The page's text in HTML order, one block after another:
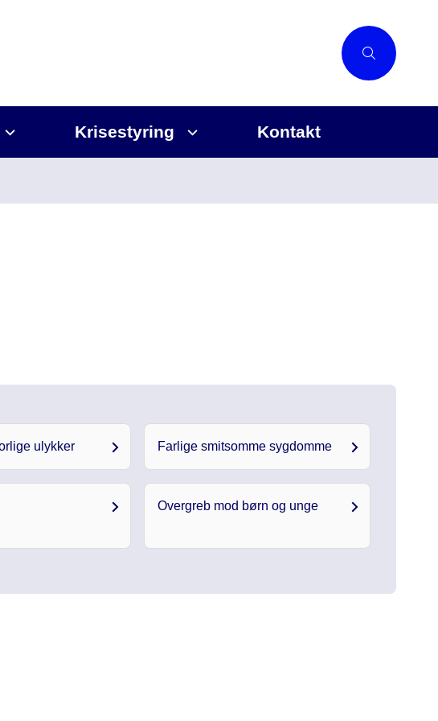
Krisestyring Kontakt
ulykker Farlige smitsomme sygdomme
Overgreb mod børn og unge